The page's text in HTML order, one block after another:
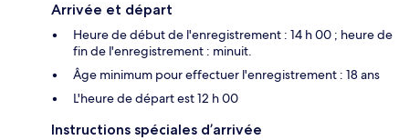
Arrivée et départ
Heure de début de l'enregistrement : 14 h 00 ; heure de
fin de l'enregistrement : minuit.
Âge minimum pour effectuer l'enregistrement : 18 ans
L'heure de départ est 12 h 00
Instructions spéciales d’arrivée